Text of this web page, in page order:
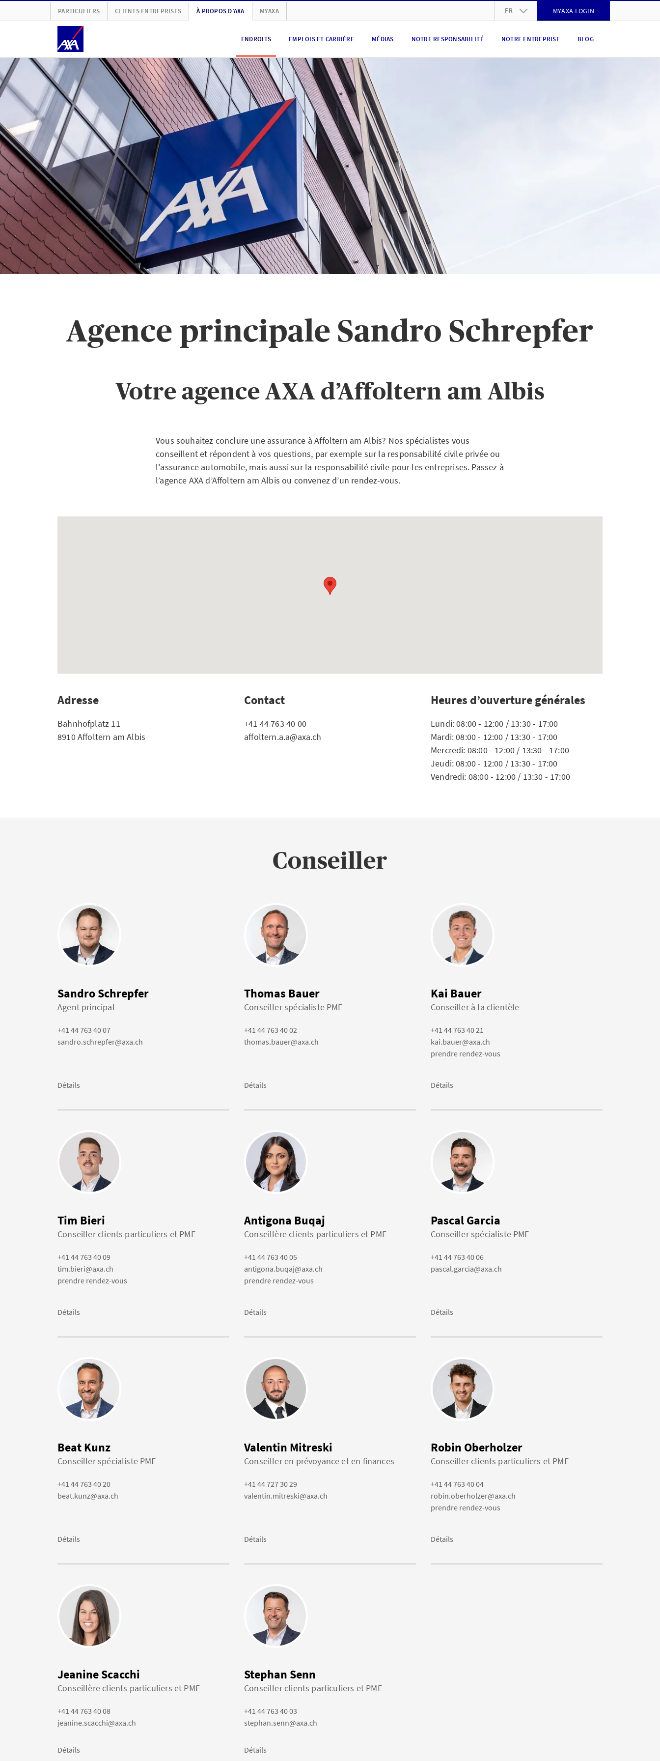
PARTICULIERS CLIENTS ENTREPRISES À PROPOS D’AXA MYAXA FR MYAXA LOGIN
ENDROITS EMPLOIS ET CARRIÈRE MÉDIAS NOTRE RESPONSABILITÉ NOTRE ENTREPRISE BLOG
Agence principale Sandro Schrepfer
Votre agence AXA d’Affoltern am Albis
Vous souhaitez conclure une assurance à Affoltern am Albis? Nos spécialistes vous
conseillent et répondent à vos questions, par exemple sur la responsabilité civile privée ou
l'assurance automobile, mais aussi sur la responsabilité civile pour les entreprises. Passez à
l’agence AXA d’Affoltern am Albis ou convenez d’un rendez-vous.
Adresse
Bahnhofplatz 11
8910 Affoltern am Albis
Contact
+41 44 763 40 00
affoltern.a.a@axa.ch
Heures d’ouverture générales
Lundi: 08:00 - 12:00 / 13:30 - 17:00
Mardi: 08:00 - 12:00 / 13:30 - 17:00
Mercredi: 08:00 - 12:00 / 13:30 - 17:00
Jeudi: 08:00 - 12:00 / 13:30 - 17:00
Vendredi: 08:00 - 12:00 / 13:30 - 17:00
Conseiller
Sandro Schrepfer
Agent principal
+41 44 763 40 07
sandro.schrepfer@axa.ch
Détails
Thomas Bauer
Conseiller spécialiste PME
+41 44 763 40 02
thomas.bauer@axa.ch
Détails
Kai Bauer
Conseiller à la clientèle
+41 44 763 40 21
kai.bauer@axa.ch
prendre rendez-vous
Détails
Tim Bieri
Conseiller clients particuliers et PME
+41 44 763 40 09
tim.bieri@axa.ch
prendre rendez-vous
Détails
Antigona Buqaj
Conseillère clients particuliers et PME
+41 44 763 40 05
antigona.buqaj@axa.ch
prendre rendez-vous
Détails
Pascal Garcia
Conseiller spécialiste PME
+41 44 763 40 06
pascal.garcia@axa.ch
Détails
Beat Kunz
Conseiller spécialiste PME
+41 44 763 40 20
beat.kunz@axa.ch
Détails
Valentin Mitreski
Conseiller en prévoyance et en finances
+41 44 727 30 29
valentin.mitreski@axa.ch
Détails
Robin Oberholzer
Conseiller clients particuliers et PME
+41 44 763 40 04
robin.oberholzer@axa.ch
prendre rendez-vous
Détails
Jeanine Scacchi
Conseillère clients particuliers et PME
+41 44 763 40 08
jeanine.scacchi@axa.ch
Détails
Stephan Senn
Conseiller clients particuliers et PME
+41 44 763 40 03
stephan.senn@axa.ch
Détails